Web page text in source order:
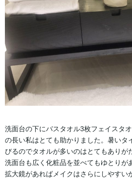
洗面台の下にバスタオル3枚フェイスタ
の長い私はとても助かりました。暑いタ
びるのでタオルが多いのはとてもありが
洗面台も広く化粧品を並べてもゆとりが
拡大鏡があればメイクはさらにしやすい